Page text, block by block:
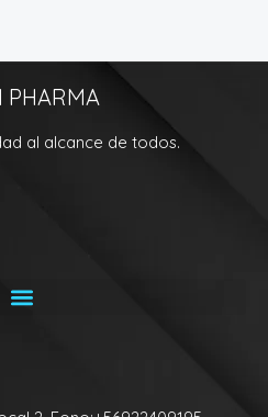
PHARMA
al alcance de todos.